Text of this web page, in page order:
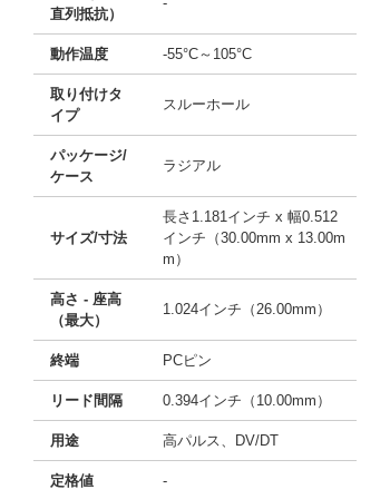
直列抵抗）
動作温度 -55°C～105°C
取り付けタ
イプ
スルーホール
パッケージ/
ケース
ラジアル
サイズ/寸法
長さ1.181インチ x 幅0.512
インチ（30.00mm x 13.00m
m）
高さ - 座高
（最大）
1.024インチ（26.00mm）
終端 PCピン
リード間隔 0.394インチ（10.00mm）
用途 高パルス、DV/DT
定格値 -